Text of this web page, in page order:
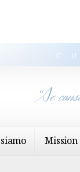
Mission
“Se